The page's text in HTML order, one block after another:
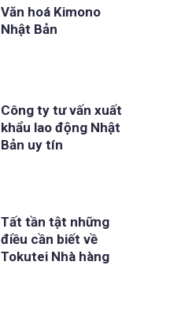
Văn hoá Kimono
Nhật Bản
Công ty tư vấn xuất
khẩu lao động Nhật
Bản uy tín
Tất tần tật những
điều cần biết về
Tokutei Nhà hàng